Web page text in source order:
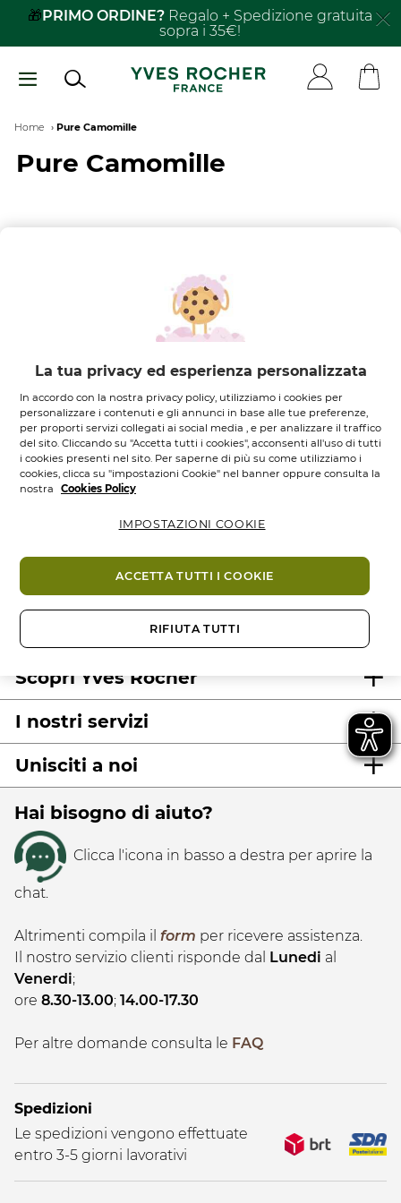
Salta
principale
🎁PRIMO ORDINE? Regalo + Spedizione gratuita
sopra i 35€!
Breadcrumb
Home Pure Camomille
Pure Camomille
Scopri Yves Rocher
I nostri servizi
Unisciti a noi
Hai bisogno di aiuto?
Clicca l'icona in basso a destra per aprire la
chat.
Altrimenti compila il form per ricevere assistenza.
Il nostro servizio clienti risponde dal Lunedi al
Venerdi;
ore 8.30-13.00; 14.00-17.30
Per altre domande consulta le FAQ
Spedizioni
Le spedizioni vengono effettuate
entro 3-5 giorni lavorativi
La tua privacy ed esperienza personalizzata
In accordo con la nostra privacy policy, utilizziamo i cookies per
personalizzare i contenuti e gli annunci in base alle tue preferenze,
per proporti servizi collegati ai social media , e per analizzare il traffico
del sito. Cliccando su "Accetta tutti i cookies", acconsenti all'uso di tutti
i cookies presenti nel sito. Per saperne di più su come utilizziamo i
cookies, clicca su "impostazioni Cookie" nel banner oppure consulta la
nostra
Cookies Policy
RIFIUTA TUTTI
ACCETTA TUTTI I COOKIE
IMPOSTAZIONI COOKIE